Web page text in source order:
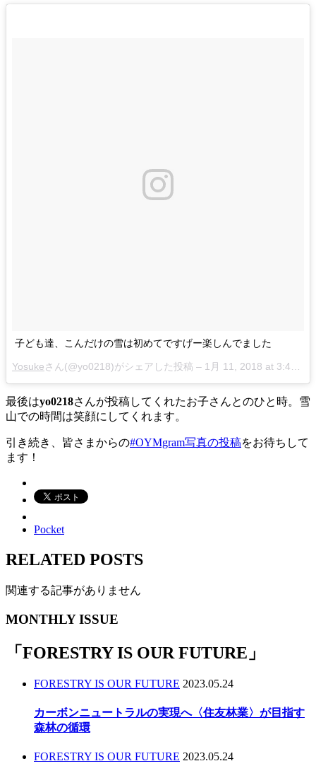
子ども達、こんだけの雪は初めてですげー楽しんでました
Yosukeさん(@yo0218)がシェアした投稿 – 1月 11, 2018 at 3:47午前 PST
最後はyo0218さんが投稿してくれたお子さんとのひと時。雪
山での時間は笑顔にしてくれます。
引き続き、皆さまからの#OYMgram写真の投稿をお待ちして
ます！
Pocket
RELATED POSTS
関連する記事がありません
MONTHLY ISSUE
「 FORESTRY IS OUR FUTURE 」
FORESTRY IS OUR FUTURE 2023.05.24
カーボンニュートラルの実現へ〈住友林業〉が目指す
森林の循環
FORESTRY IS OUR FUTURE 2023.05.24